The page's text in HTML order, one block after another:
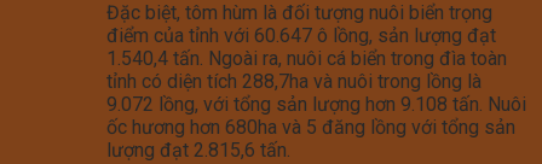
Đặc biệt, tôm hùm là đối tượng nuôi biển trọng
điểm của tỉnh với 60.647 ô lồng, sản lượng đạt
1.540,4 tấn. Ngoài ra, nuôi cá biển trong đìa toàn
tỉnh có diện tích 288,7ha và nuôi trong lồng là
9.072 lồng, với tổng sản lượng hơn 9.108 tấn. Nuôi
ốc hương hơn 680ha và 5 đăng lồng với tổng sản
lượng đạt 2.815,6 tấn.